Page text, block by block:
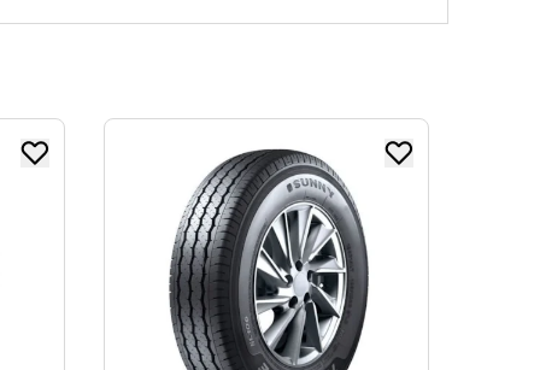
PNEU ARO 16
225/75R16C LINGLONG
121/120R R666
R$ 571,45 no boleto ou PIX
R$ 634,95
10xdeR$ 63,50sem juros